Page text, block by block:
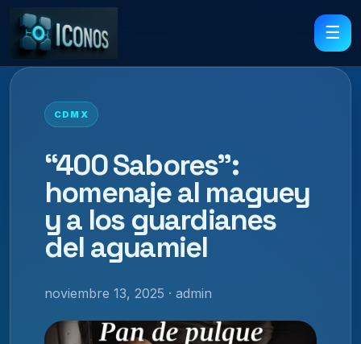
☰
CDMX
“400 Sabores”:
homenaje al maguey
y a los guardianes
del aguamiel
noviembre 13, 2025 · admin